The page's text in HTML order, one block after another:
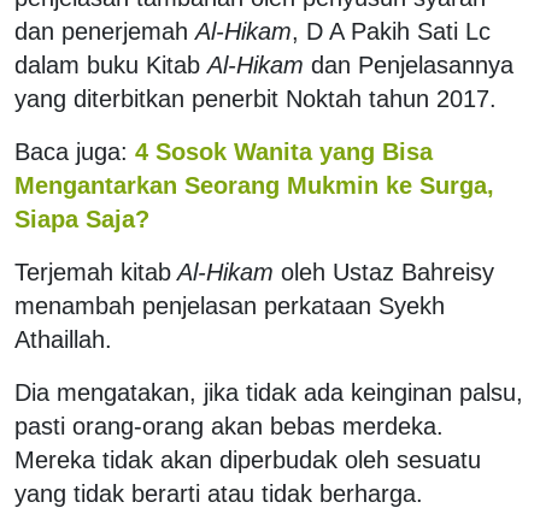
dan penerjemahAl-Hikam, D A Pakih Sati Lc
dalam buku KitabAl-Hikam dan Penjelasannya
yang diterbitkan penerbit Noktah tahun 2017.
Baca juga: 4 Sosok Wanita yang Bisa
Mengantarkan Seorang Mukmin ke Surga,
Siapa Saja?
Terjemah kitabAl-Hikam oleh Ustaz Bahreisy
menambah penjelasan perkataan Syekh
Athaillah.
Dia mengatakan, jika tidak ada keinginan palsu,
pasti orang-orang akan bebas merdeka.
Mereka tidak akan diperbudak oleh sesuatu
yang tidak berarti atau tidak berharga.